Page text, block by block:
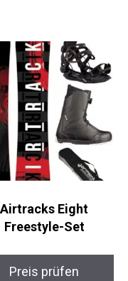
Powder-
Airtracks Eight